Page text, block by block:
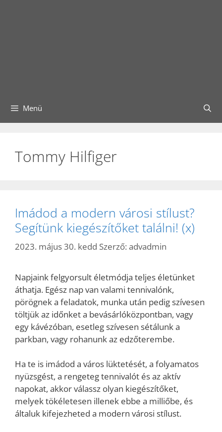
Menü
Tommy Hilfiger
Imádod a modern városi stílust?
Segítünk kiegészítőket találni! (x)
2023. május 30. kedd Szerző: advadmin
Napjaink felgyorsult életmódja teljes életünket
áthatja. Egész nap van valami tennivalónk,
pörögnek a feladatok, munka után pedig szívesen
töltjük az időnket a bevásárlóközpontban, vagy
egy kávézóban, esetleg szívesen sétálunk a
parkban, vagy rohanunk az edzőterembe.
Ha te is imádod a város lüktetését, a folyamatos
nyüzsgést, a rengeteg tennivalót és az aktív
napokat, akkor válassz olyan kiegészítőket,
melyek tökéletesen illenek ebbe a milliőbe, és
általuk kifejezheted a modern városi stílust.